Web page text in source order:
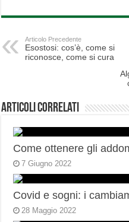
Articolo Precedente
Esostosi: cos’è, come si
riconosce, come si cura
Articoli correlati
Come ottenere gli
7 Giugno 2022
Covid e sogni: i
28 Maggio 2022